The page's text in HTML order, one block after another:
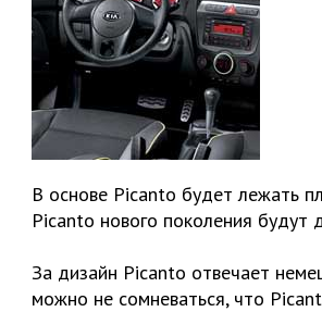
В основе Picanto будет лежать
Picanto нового поколения будут
За дизайн Picanto отвечает
можно не сомневаться, что